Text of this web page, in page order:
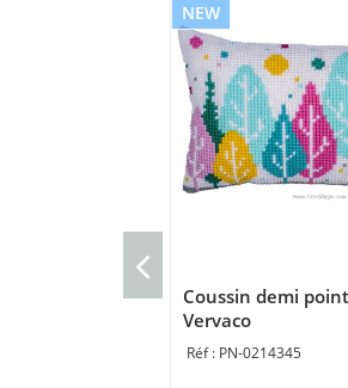
NEW
Coussin demi
Vervaco
PN-0214345